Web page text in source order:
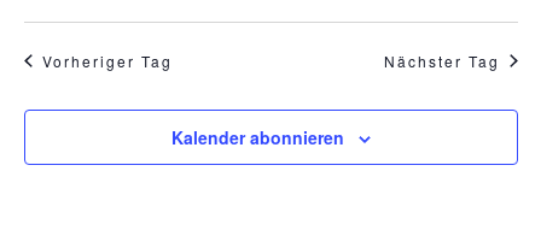
Vorheriger Tag Nächster Tag
Kalender abonnieren